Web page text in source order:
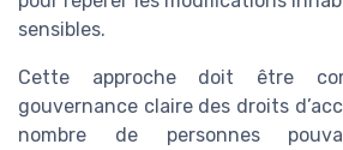
sensibles.
Cette approche doit être
gouvernance claire des droits
nombre de personnes